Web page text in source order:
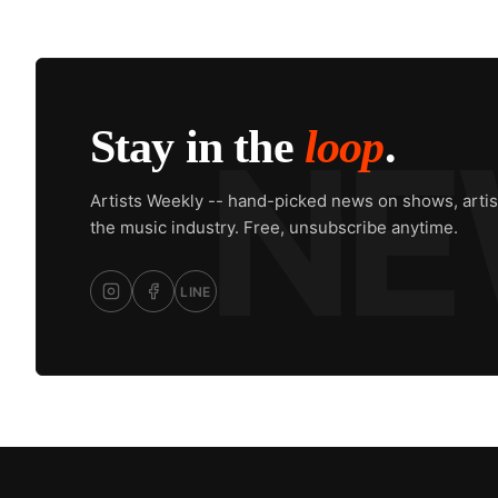
Stay in the loop.
Artists Weekly -- hand-picked news on shows,
the music industry. Free, unsubscribe anytime.
LINE